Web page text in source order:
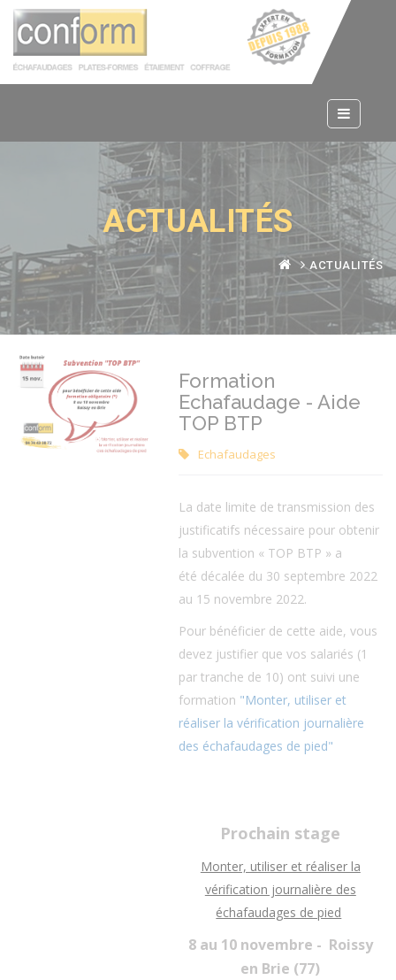
ACTUALITÉS
ACTUALITÉS
Formation
Echafaudage - Aide
TOP BTP
Echafaudages
La date limite de transmission des
justificatifs nécessaire pour obtenir
la subvention « TOP BTP » a
été décalée du 30 septembre 2022
au 15 novembre 2022.
Pour bénéficier de cette aide, vous
devez justifier que vos salariés (1
par tranche de 10) ont suivi une
formation "Monter, utiliser et
réaliser la vérification journalière
des échafaudages de pied"
Prochain stage
Monter, utiliser et réaliser la
vérification journalière des
échafaudages de pied
8 au 10 novembre - Roissy
en Brie (77)
Panneau de gestion des cookies